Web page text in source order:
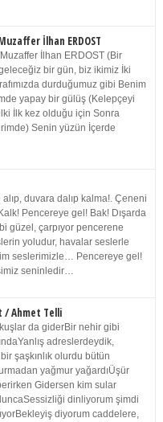
İlhan ERDOST
İlhan ERDOST (Bir
bir gün, biz ikimiz İki
durduğumuz gibi Benim
yapay bir gülüş (Kelepçeyi
İlk kez olduğu için Sonra
Senin yüzün İçerde
duvara dalıp kalma!. Çeneni
Pencereye gel! Bak! Dışarda
güzel, çarpıyor pencerene
yoludur, havalar seslerle
seslerimizle… Pencereye gel!
seninledir…
/ Ahmet Telli
kuşlar da giderBir nehir gibi
adreslerdeydik,
şaşkınlık olurdu bütün
yağmur yağardıÜşür
Gidersen kim sular
dinliyorum şimdi
diyorum caddelere,